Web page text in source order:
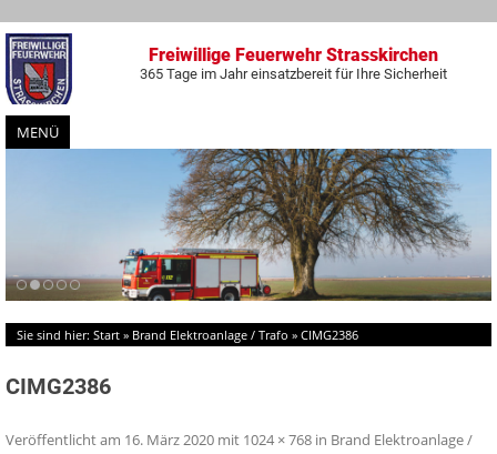
Freiwillige Feuerwehr Strasskirchen
365 Tage im Jahr einsatzbereit für Ihre Sicherheit
MENÜ
Zum
Inhalt
springen
Sie sind hier: Start » Brand Elektroanlage / Trafo » CIMG2386
CIMG2386
Veröffentlicht am 16. März 2020 mit 1024 × 768 in Brand Elektroanlage /